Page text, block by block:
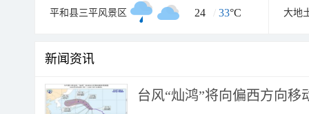
平和县三平风景区 24 / 33°C 大地
新闻资讯
台风“灿鸿”将向偏西方向移